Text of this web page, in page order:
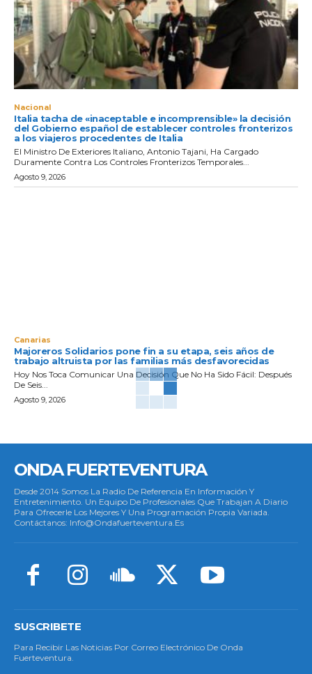
Nacional
Italia tacha de «inaceptable e incomprensible» la decisión
del Gobierno español de establecer controles fronterizos
a los viajeros procedentes de Italia
El Ministro De Exteriores Italiano, Antonio Tajani, Ha Cargado
Duramente Contra Los Controles Fronterizos Temporales...
Agosto 9, 2026
Canarias
Majoreros Solidarios pone fin a su etapa, seis años de
trabajo altruista por las familias más desfavorecidas
Hoy Nos Toca Comunicar Una Decisión Que No Ha Sido Fácil: Después
De Seis...
Agosto 9, 2026
ONDA FUERTEVENTURA
Desde 2014 Somos La Radio De Referencia En Información Y
Entretenimiento. Un Equipo De Profesionales Que Trabajan A Diario
Para Ofrecerle Los Mejores Y Una Programación Propia Variada.
Contáctanos: Info@ondafuerteventura.es
SUSCRIBETE
Para Recibir Las Noticias Por Correo Electrónico De Onda
Fuerteventura.